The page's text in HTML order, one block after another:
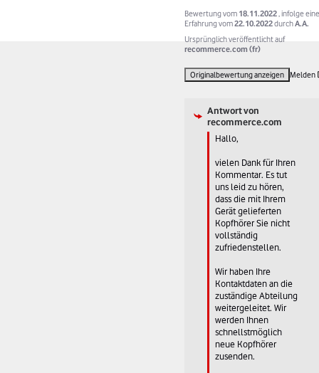
Bewertung vom 18.11.2022 , infolge
Erfahrung vom22.10.2022durchA.A.
Ursprünglich veröffentlicht auf
recommerce.com (fr)
Originalbewertung anzeigen Melden
Antwort von
recommerce.com
Hallo,
vielen Dank für Ihren
Kommentar. Es tut
uns leid zu hören,
dass die mit Ihrem
Gerät gelieferten
Kopfhörer Sie nicht
vollständig
zufriedenstellen.
Wir haben Ihre
Kontaktdaten an die
zuständige Abteilung
weitergeleitet. Wir
werden Ihnen
schnellstmöglich
neue Kopfhörer
zusenden.